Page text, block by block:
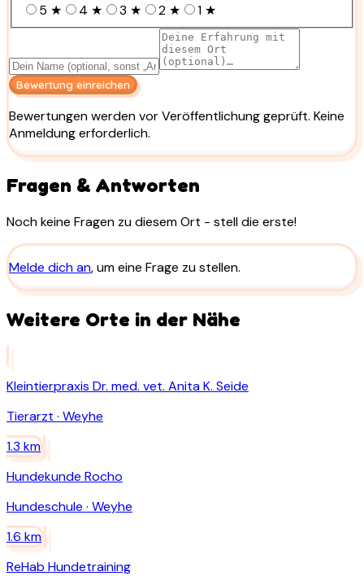
5 ★ 4 ★ 3 ★ 2 ★ 1 ★
Bewertung einreichen
Bewertungen werden vor Veröffentlichung geprüft. Keine
Anmeldung erforderlich.
Fragen & Antworten
Noch keine Fragen zu diesem Ort - stell die erste!
Melde dich an, um eine Frage zu stellen.
Weitere Orte in der Nähe
Kleintierpraxis Dr. med. vet. Anita K. Seide
Tierarzt · Weyhe
1.3 km
Hundekunde Rocho
Hundeschule · Weyhe
1.6 km
ReHab Hundetraining